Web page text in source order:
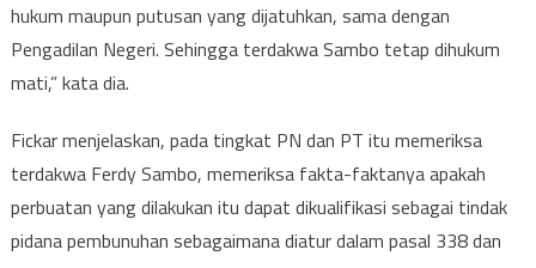
hukum maupun putusan yang dijatuhkan, sama dengan
Pengadilan Negeri. Sehingga terdakwa Sambo tetap dihukum
mati,” kata dia.
Fickar menjelaskan, pada tingkat PN dan PT itu memeriksa
terdakwa Ferdy Sambo, memeriksa fakta-faktanya apakah
perbuatan yang dilakukan itu dapat dikualifikasi sebagai tindak
pidana pembunuhan sebagaimana diatur dalam pasal 338 dan